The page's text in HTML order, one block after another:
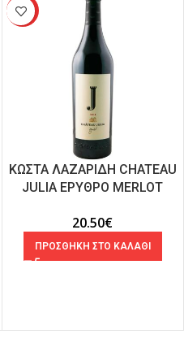
HOT
ΚΩΣΤΑ ΛΑΖΑΡΙΔΗ CHATEAU
JULIA ΕΡΥΘΡΟ MERLOT
20.50€
ΠΡΟΣΘΗΚΗ ΣΤΟ ΚΑΛΑΘΙ